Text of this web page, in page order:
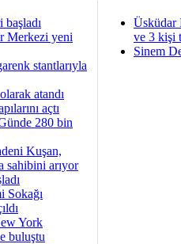
Merkezi yeni
stantlarıyla
atandı
açtı
280 bin
Kuşan,
sahibini arıyor
Sokağı
York
buluştu
Üsküdar
ve 3 kişi
Sinem